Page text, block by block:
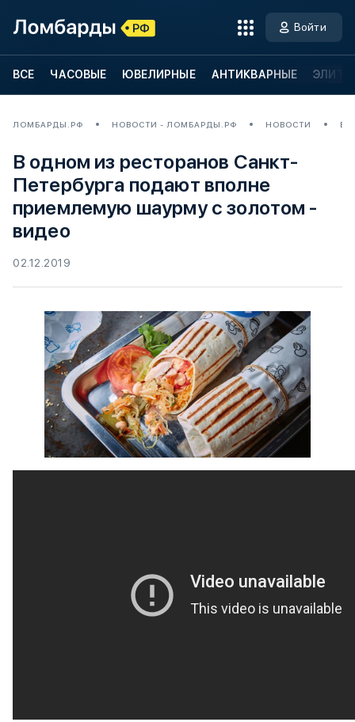
Войти
ВСЕ ЧАСОВЫЕ ЮВЕЛИРНЫЕ АНТИКВАРНЫЕ
ЛОМБАРДЫ.РФ НОВОСТИ - ЛОМБАРДЫ.РФ НОВОСТИ В
В одном из ресторанов Санкт-
Петербурга подают вполне
приемлемую шаурму с золотом -
видео
02.12.2019